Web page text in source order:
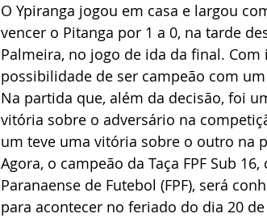
O Ypiranga jogou em casa e largou
vencer o Pitanga por 1 a 0, na tarde
Palmeira, no jogo de ida da final.
possibilidade de ser campeão com
Na partida que, além da decisão, foi
vitória sobre o adversário na
um teve uma vitória sobre o outro na
Agora, o campeão da Taça FPF Sub
Paranaense de Futebol (FPF), será
para acontecer no feriado do dia 20